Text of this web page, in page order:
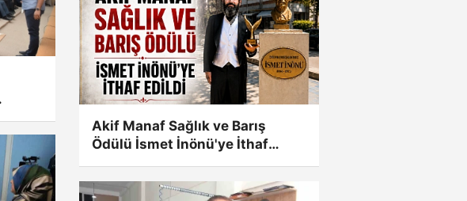
Akif Manaf Sağlık ve Barış
Ödülü İsmet İnönü'ye İthaf